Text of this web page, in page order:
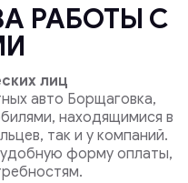
РАБОТЫ С
лиц
авто Борщаговка,
находящимися в
так и у компаний.
форму оплаты,